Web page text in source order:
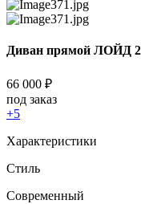
Диван прямой ЛОЙД 2
66 000 ₽
под заказ
+5
Характеристики
Стиль
Cовременный